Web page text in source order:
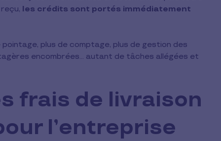
les crédits sont portés immédiatement
plus de comptage, plus de gestion des
encombrées… autant de tâches allégées et
frais de livraison
l’entreprise